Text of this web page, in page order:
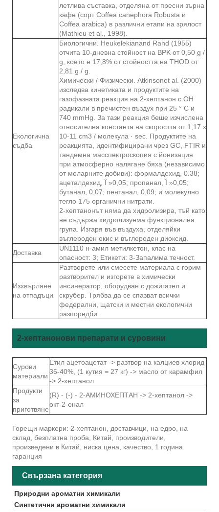
летлива съставка, отделяна от пресни зърна
кафе (сорт Coffea canephora Robusta и
Coffea arabica) в различни етапи на зрялост
(Mathieu et al., 1998).
Екологична
съдба
Биологични. Heukelekianand Rand (1955)
отчита 10-дневна стойност на BPK от 0,50 g /
g, което е 17,8% от стойността на THOD от
2,81 g / g.
Химически / Физически. Atkinsonet al. (2000)
изследва кинетиката и продуктите на
газофазната реакция на 2-хептанон с ОН
радикали в пречистен въздух при 25 ° C и
740 mmHg. За тази реакция беше изчислена
относителна константа на скоростта от 1,17 x
10-11 cm3 / молекула · sec. Продуктите на
реакцията, идентифицирани чрез GC, FTIR и
тандемна масспектроскопия с йонизация
при атмосферно налягане бяха (независимо
от моларните добиви): формалдехид, 0.38;
ацеталдехид, Î »0,05; пропанал, Î »0,05;
бутанал, 0,07; пентанал, 0,09; и молекулно
тегло 175 органични нитрати.
2-хептанонът няма да хидролизира, тъй като
не съдържа хидролизуема функционална
група. Изгаря във въздуха, отделяйки
въглероден окис и въглероден диоксид.
Доставка
UN1110 н-амил метилкетон, клас на
опасност: 3; Етикети: 3-Запалима течност.
Изхвърляне
на отпадъци
Разтворете или смесете материала с горим
разтворител и изгорете в химически
инсинератор, оборудван с дожигател и
скрубер. Трябва да се спазват всички
федерални, щатски и местни екологични
разпоредби.
2-хептанонови препарати и суровини
Сурови
материали
Етил ацетоацетат -> разтвор на калциев хлорид
36-40%, (1 кутия = 27 кг) -> масло от карамфил
-> 2-хептанол
Продукти
за
приготвяне
(R) - (-) - 2-АМИНОХЕПТАН -> 2-хептанол ->
окт-2-енал
Горещи маркери: 2-хептанон, доставчици, на едро, на
склад, безплатна проба, Китай, производители,
произведени в Китай, ниска цена, качество, 1 година
гаранция
Свързана категория
Природни ароматни химикали
Синтетични ароматни химикали